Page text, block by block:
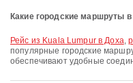
Какие городские маршруты
рейс из Kuala Lumpur в Доха,
популярные городские
обеспечивают удобные